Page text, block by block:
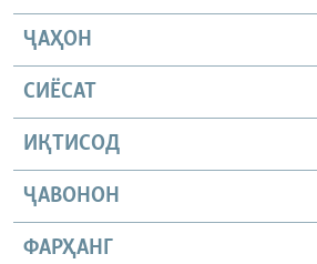
ҶАҲОН
СИЁСАТ
ИҚТИСОД
ҶАВОНОН
ФАРҲАНГ